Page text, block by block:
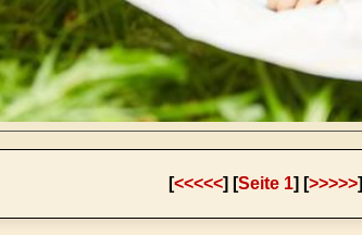
[<<<<<] [Seite 1] [>>>>>]